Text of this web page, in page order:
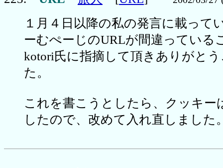
１月４日以降の私の発言に載って
ーむぺーじのURLが間違っている
kotori氏に指摘して頂きありがと
た。
これを書こうとしたら、クッキー
したので、改めて入れ直しました